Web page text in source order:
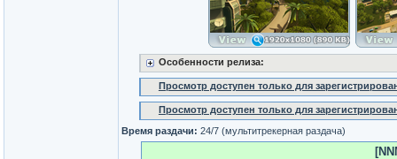
Особенности релиза:
Просмотр доступен только для
Просмотр доступен только для
Время раздачи: 24/7 (мультитрекерная раздача)